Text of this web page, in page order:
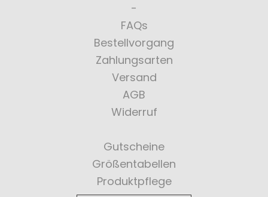
FAQs
Bestellvorgang
Zahlungsarten
Versand
AGB
Widerruf
Gutscheine
Größentabellen
Produktpflege